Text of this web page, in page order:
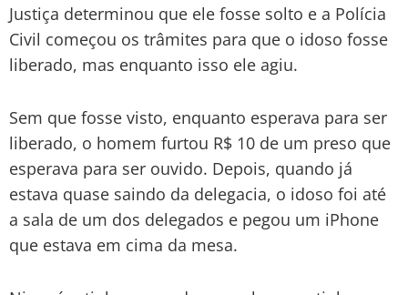
Justiça determinou que ele fosse solto e a Polícia
Civil começou os trâmites para que o idoso fosse
liberado, mas enquanto isso ele agiu.
Sem que fosse visto, enquanto esperava para ser
liberado, o homem furtou R$ 10 de um preso que
esperava para ser ouvido. Depois, quando já
estava quase saindo da delegacia, o idoso foi até
a sala de um dos delegados e pegou um iPhone
que estava em cima da mesa.